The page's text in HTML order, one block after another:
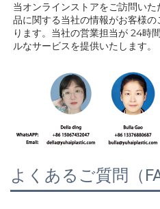
当オンラインストアをご訪問い
品に関する当社の情報がお客様
ります。当社の営業担当が 24時
ルなサービスを提供いたします。
よくあるご質問（